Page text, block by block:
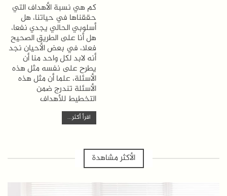
كم هي نسبة الأهداف التي
حققناها في حياتنا، هل
أسلوبي الحالي يجدي نفعا،
هل أنا على الطريق الصحيح
فعلا، في بعض الأحيان نجد
أنه لابد لكل واحد منا أن
يطرح على نفسه مثل هذه
الأسئلة، علما أن مثل هذه
الأسئلة تندرج ضمن
التخطيط للأهداف
اقرأ أكثر...
الأكثر مشاهدة